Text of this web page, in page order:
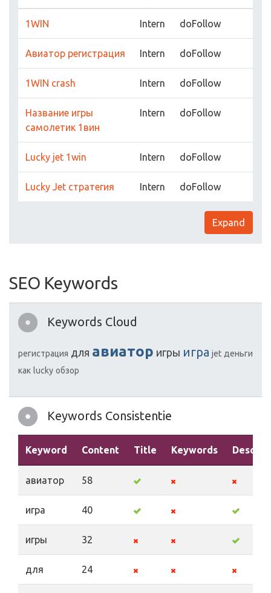
1WIN Intern doFollow
Авиатор регистрация Intern doFollow
1WIN crash Intern doFollow
Название игры
самолетик 1вин
Intern doFollow
Lucky jet 1win Intern doFollow
Lucky Jet стратегия Intern doFollow
Expand
SEO Keywords
Keywords Cloud
регистрация для авиатор игры игра jet деньги
как lucky обзор
Keywords Consistentie
Keyword Content Title Keywords
авиатор 58
игра 40
игры 32
для 24